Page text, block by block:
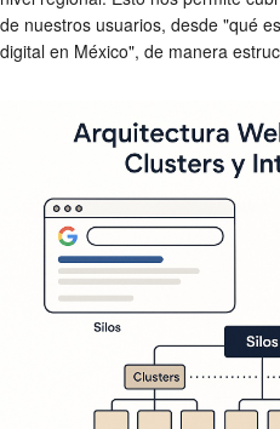
de nuestros usuarios, desde "qué
digital en México", de manera